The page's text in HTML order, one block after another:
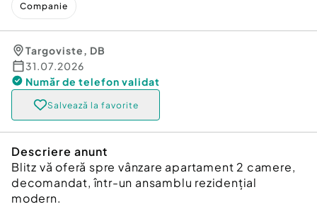
Companie
Targoviste, DB
31.07.2026
Număr de telefon validat
Salvează la favorite
Descriere anunt
Blitz vă oferă spre vânzare apartament 2 camere,
decomandat, într-un ansamblu rezidențial
modern.